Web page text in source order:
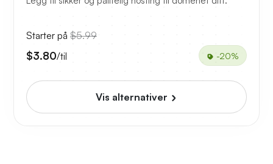
Starter på $5.99
$3.80/til -20%
Vis alternativer